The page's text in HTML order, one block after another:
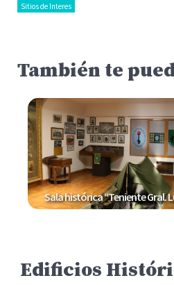
Sitios de Interes
También te
Sala histórica “Teniente Gral.
Edificios